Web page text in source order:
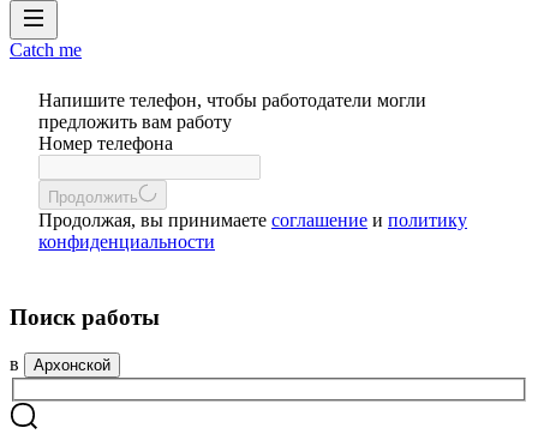
Catch me
Напишите телефон, чтобы работодатели могли
предложить вам работу
Номер телефона
Продолжить
Продолжая, вы принимаете соглашение и политику
конфиденциальности
Поиск работы
в Архонской